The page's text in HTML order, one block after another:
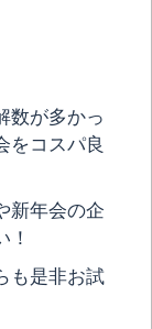
数が多かっ
をコスパ良
新年会の企
も是非お試